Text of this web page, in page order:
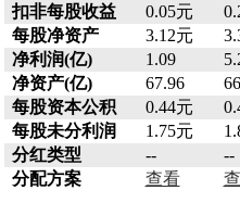
扣非每股收益
0.05元
每股净资产
3.12元
净利润(亿)
1.09
净资产(亿)
67.96
每股资本公积
0.44元
每股未分利润
1.75元
分红类型
-- --
分配方案
查看